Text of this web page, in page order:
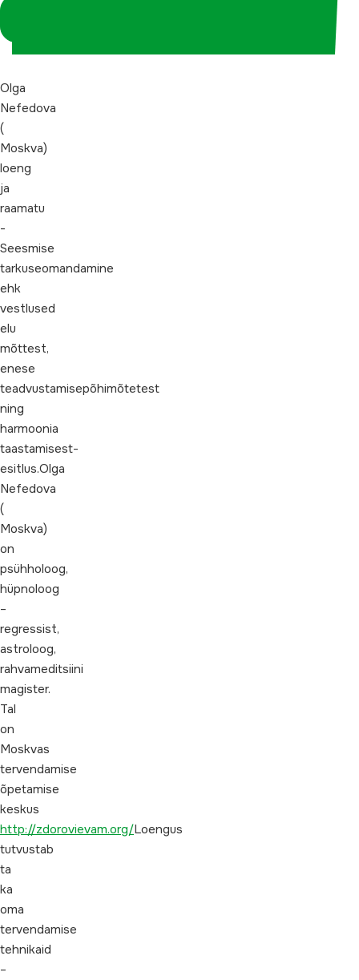
Olga
Nefedova
(
Moskva)
loeng
ja
raamatu
-
Seesmise
tarkuseomandamine
ehk
vestlused
elu
mõttest,
enese
teadvustamisepõhimõtetest
ning
harmoonia
taastamisest-
esitlus.Olga
Nefedova
(
Moskva)
on
psühholoog,
hüpnoloog
–
regressist,
astroloog,
rahvameditsiini
magister.
Tal
on
Moskvas
tervendamise
õpetamise
keskus
http://zdorovievam.org/Loengus
tutvustab
ta
ka
oma
tervendamise
tehnikaid
–